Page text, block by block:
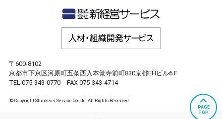
〒600-8102
京都市下京区河原町五条西入本覚寺前町830京都EHビル6Ｆ
TEL 075-343-0770 FAX 075-343-4714
© Copyright Shinkeiei Service Co.,Ltd. All Rights Reserved.
PAGE
TOP